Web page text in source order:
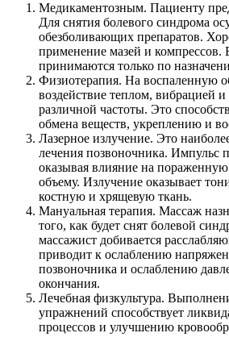
Медикаментозным. Пациенту
Для снятия болевого синдрома
обезболивающих препаратов.
применение мазей и компрессов.
принимаются только по
Физиотерапия. На воспаленную
воздействие теплом, вибрацией
различной частоты. Это
обмена веществ, укреплению и
Лазерное излучение. Это
лечения позвоночника. Импульс
оказывая влияние на пораженную
объему. Излучение оказывает
костную и хрящевую ткань.
Мануальная терапия. Массаж
того, как будет снят болевой
массажист добивается
приводит к ослаблению
позвоночника и ослаблению
окончания.
Лечебная физкультура.
упражнений способствует
процессов и улучшению